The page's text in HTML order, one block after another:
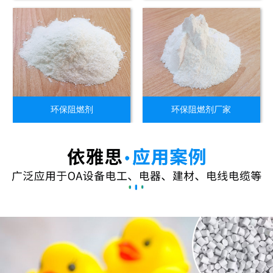
环保阻燃剂 环保阻燃剂厂家